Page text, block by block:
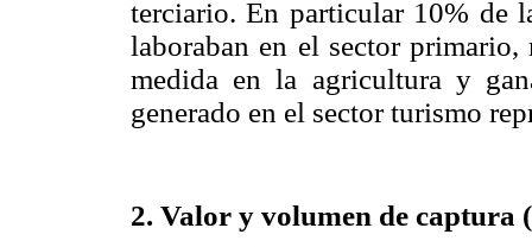
terciario. En particular 10% de
laboraban en el sector
medida en la agricultura y
generado en el sector turismo
2. Valor y volumen de captura